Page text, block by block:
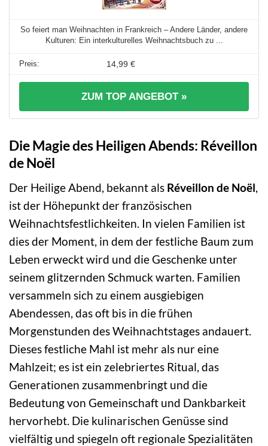
So feiert man Weihnachten in Frankreich – Andere Länder, andere
Kulturen: Ein interkulturelles Weihnachtsbuch zu ...
14,99 €
ZUM TOP ANGEBOT »
Die Magie des Heiligen Abends: Réveillon
de Noël
Der Heilige Abend, bekannt als Réveillon de Noël
ist der Höhepunkt der französischen
Weihnachtsfestlichkeiten. In vielen Familien ist
dies der Moment, in dem der festliche Baum zum
Leben erweckt wird und die Geschenke unter
seinem glitzernden Schmuck warten. Familien
versammeln sich zu einem ausgiebigen
Abendessen, das oft bis in die frühen
Morgenstunden des Weihnachtstages andauert.
Dieses festliche Mahl ist mehr als nur eine
Mahlzeit; es ist ein zelebriertes Ritual, das
Generationen zusammenbringt und die
Bedeutung von Gemeinschaft und Dankbarkeit
hervorhebt. Die kulinarischen Genüsse sind
vielfältig und spiegeln oft regionale Spezialitäten